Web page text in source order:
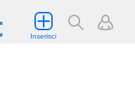
Inserisci